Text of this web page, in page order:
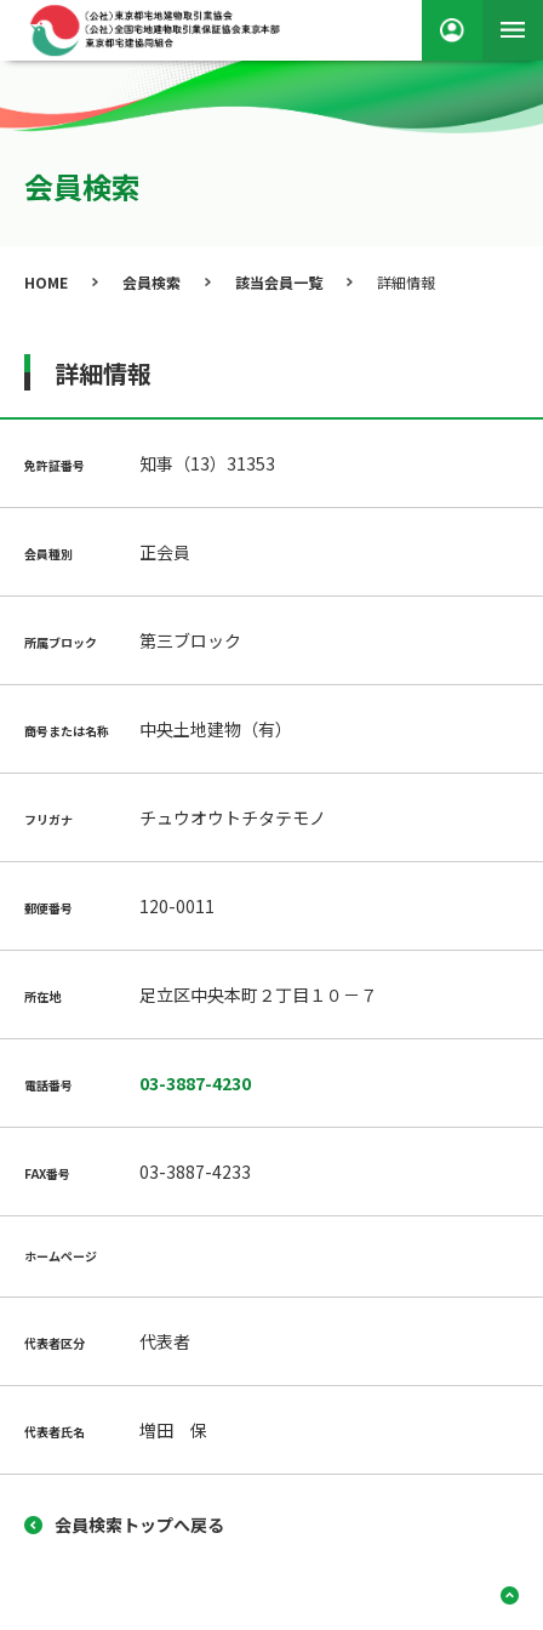
会員検索
HOME 会員検索 該当会員一覧 詳細情報
詳細情報
免許証番号 知事（13）31353
会員種別 正会員
所属ブロック 第三ブロック
商号または名称 中央土地建物（有）
フリガナ チュウオウトチタテモノ
郵便番号 120-0011
所在地 足立区中央本町２丁目１０－７
電話番号 03-3887-4230
FAX番号 03-3887-4233
ホームページ
代表者区分 代表者
代表者氏名 増田 保
会員検索トップへ戻る